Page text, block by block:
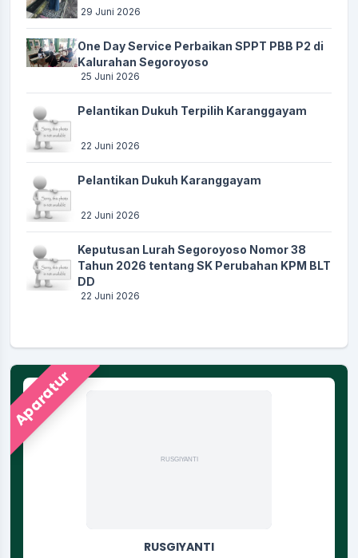
29 Juni 2026
One Day Service Perbaikan SPPT PBB P2 di
Kalurahan Segoroyoso
25 Juni 2026
Pelantikan Dukuh Terpilih Karanggayam
22 Juni 2026
Pelantikan Dukuh Karanggayam
22 Juni 2026
Keputusan Lurah Segoroyoso Nomor 38
Tahun 2026 tentang SK Perubahan KPM BLT
DD
22 Juni 2026
Aparatur
RUSGIYANTI